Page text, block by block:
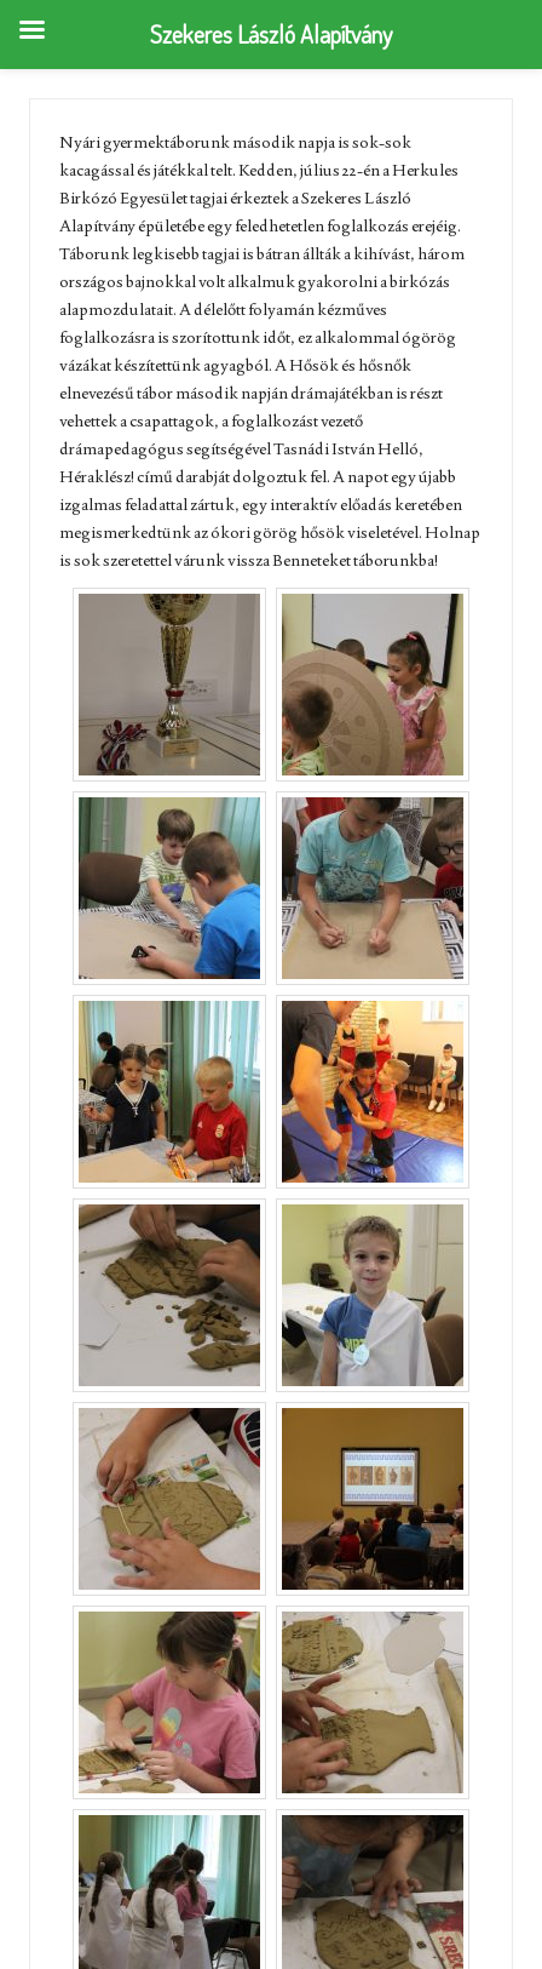
Nyári gyermektáborunk második napja is sok-sok
kacagással és játékkal telt. Kedden, július 22-én a Herkules
Birkózó Egyesület tagjai érkeztek a Szekeres László
Alapítvány épületébe egy feledhetetlen foglalkozás erejéig.
Táborunk legkisebb tagjai is bátran állták a kihívást, három
országos bajnokkal volt alkalmuk gyakorolni a birkózás
alapmozdulatait. A délelőtt folyamán kézműves
foglalkozásra is szorítottunk időt, ez alkalommal ógörög
vázákat készítettünk agyagból. A Hősök és hősnők
elnevezésű tábor második napján drámajátékban is részt
vehettek a csapattagok, a foglalkozást vezető
drámapedagógus segítségével Tasnádi István Helló,
Héraklész! című darabját dolgoztuk fel. A napot egy újabb
izgalmas feladattal zártuk, egy interaktív előadás keretében
megismerkedtünk az ókori görög hősök viseletével. Holnap
is sok szeretettel várunk vissza Benneteket táborunkba!
Szekeres László Alapítvány